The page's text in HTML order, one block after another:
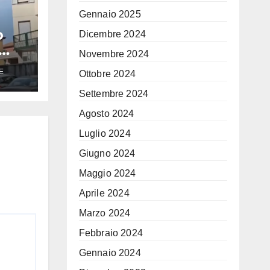
Gennaio 2025
Dicembre 2024
Novembre 2024
Ottobre 2024
Settembre 2024
Agosto 2024
Luglio 2024
Giugno 2024
Maggio 2024
Aprile 2024
Marzo 2024
Febbraio 2024
Gennaio 2024